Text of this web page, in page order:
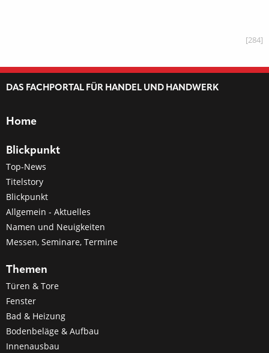
[284]
DAS FACHPORTAL FÜR HANDEL UND HANDWERK
Home
Blickpunkt
Top-News
Titelstory
Blickpunkt
Allgemein - Aktuelles
Namen und Neuigkeiten
Messen, Seminare, Termine
Themen
Türen & Tore
Fenster
Bad & Heizung
Bodenbeläge & Aufbau
Innenausbau